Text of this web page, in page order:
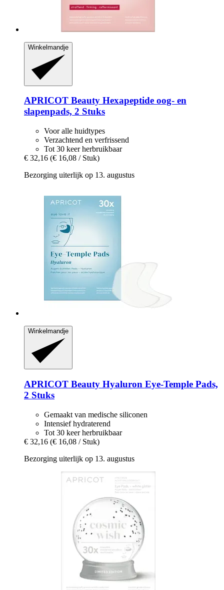
Winkelmandje
APRICOT Beauty Hexapeptide oog-​ en
slapenpads, 2 Stuks
Voor alle huidtypes
Verzachtend en verfrissend
Tot 30 keer herbruikbaar
€ 32,16 (€ 16,08 / Stuk)
Bezorging uiterlijk op 13. augustus
Winkelmandje
APRICOT Beauty Hyaluron Eye-​Temple Pads,
2 Stuks
Gemaakt van medische siliconen
Intensief hydraterend
Tot 30 keer herbruikbaar
€ 32,16 (€ 16,08 / Stuk)
Bezorging uiterlijk op 13. augustus